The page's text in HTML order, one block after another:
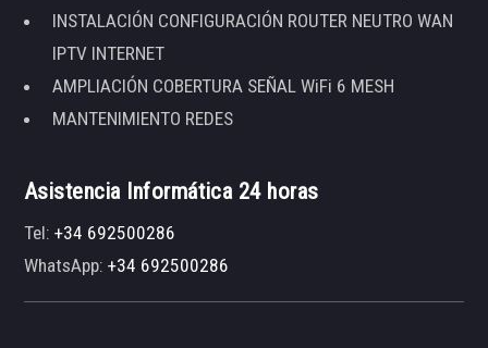
INSTALACIÓN CONFIGURACIÓN ROUTER NEUTRO WAN
IPTV INTERNET
AMPLIACIÓN COBERTURA SEÑAL WiFi 6 MESH
MANTENIMIENTO REDES
Asistencia Informática 24 horas
Tel:+34 692500286
WhatsApp:+34 692500286